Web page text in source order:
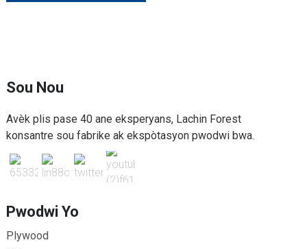
Sou Nou
Avèk plis pase 40 ane eksperyans, Lachin Forest
konsantre sou fabrike ak ekspòtasyon pwodwi bwa.
Pwodwi Yo
Plywood